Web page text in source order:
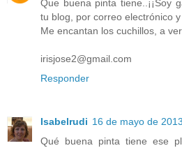
Que buena pinta tiene..¡¡Soy
tu blog, por correo electrónico
Me encantan los cuchillos, a ver
irisjose2@gmail.com
Responder
Isabelrudi 16 de mayo de
Qué buena pinta tiene ese